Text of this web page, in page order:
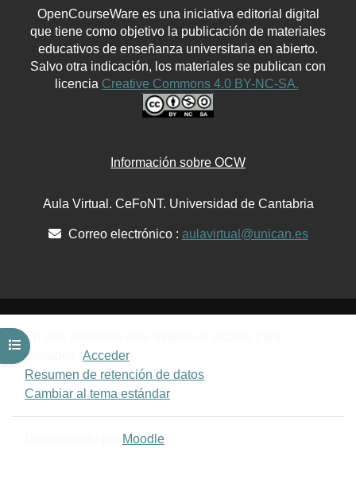
Abrir índice del curso
OpenCourseWare es una iniciativa editorial digital
que tiene como objetivo la publicación de materiales
educativos de enseñanza universitaria en abierto.
Salvo otra indicación, los materiales se publican con
licencia Creative Commons 4.0 BY-NC-SA.
Información sobre OCW
Aula Virtual. CeFoNT. Universidad de Cantabria
Correo electrónico : aulavirtual@unican.es
En este momento está usando el acceso para
invitados ( Acceder
Resumen de retención de datos
Cambiar al tema estándar
Moodle